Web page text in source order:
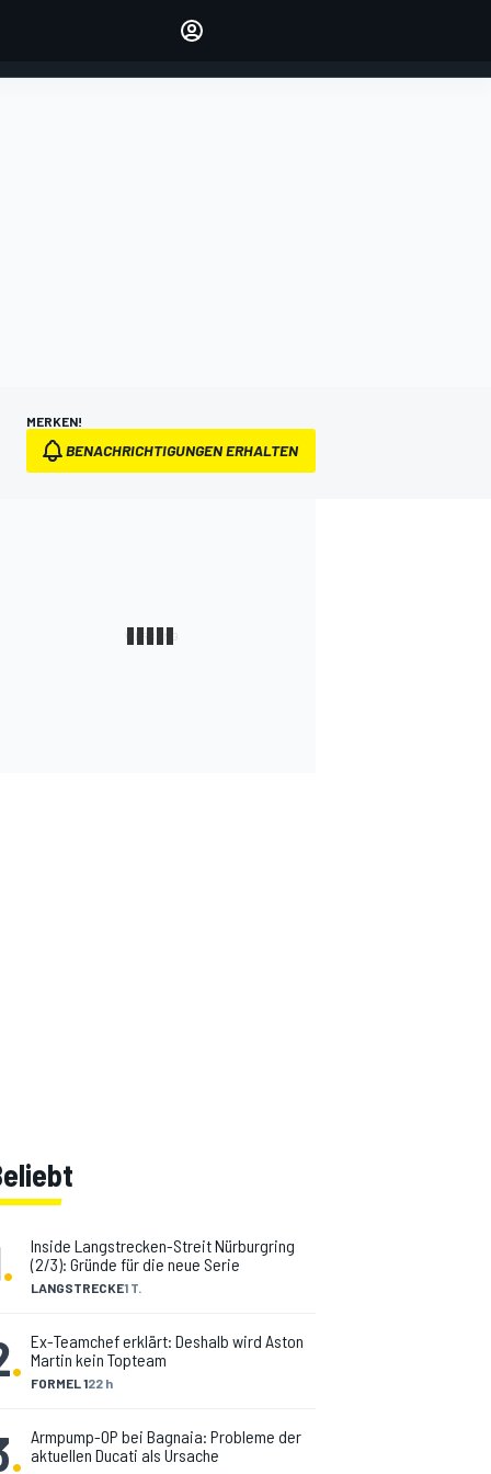
EINLOGGEN
MERKEN!
BENACHRICHTIGUNGEN ERHALTEN
. LANGSTRECKE1 T.
Inside Langstrecken-Streit Nürburgring
(2/3): Gründe für die neue Serie
. FORMEL 122 h
Ex-Teamchef erklärt: Deshalb wird Aston
Martin kein Topteam
. Armpump-OP bei Bagnaia: Probleme der
aktuellen Ducati als Ursache